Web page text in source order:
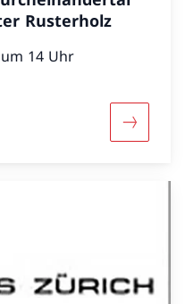
Rusterholz
14 Uhr
Mehr